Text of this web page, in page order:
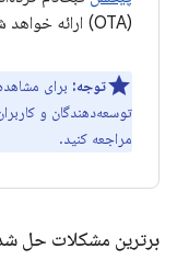
(OTA) ارائه خواهد شد.
توجه: برای
توسعه‌دهندگان و
مراجعه کنید.
برترین مشکلات حل